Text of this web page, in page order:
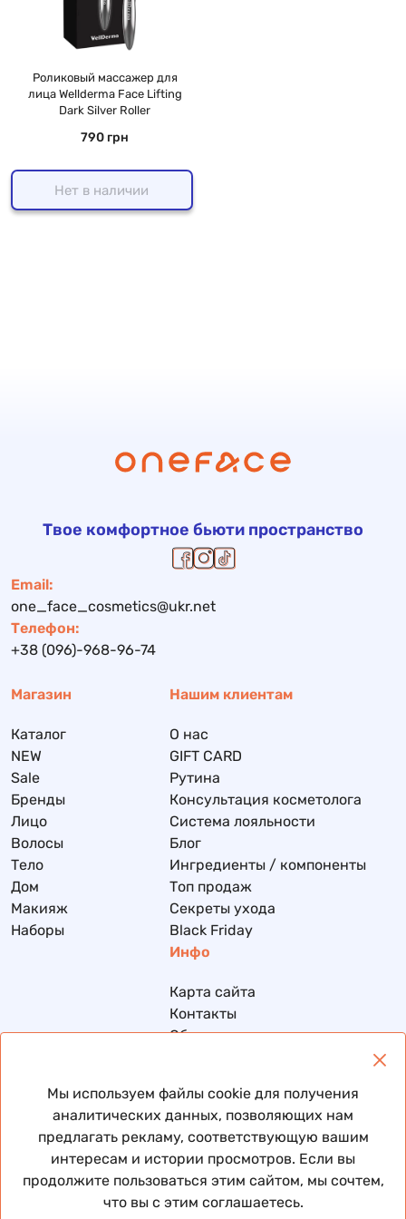
Роликовый массажер для
лица Wellderma Face Lifting
Dark Silver Roller
790 грн
Нет в наличии
Твое комфортное бьюти пространство
Email:
one_face_cosmetics@ukr.net
Телефон:
+38 (096)-968-96-74
Магазин
Каталог
NEW
Sale
Бренды
Лицо
Волосы
Тело
Дом
Макияж
Наборы
Нашим клиентам
О нас
GIFT CARD
Рутина
Консультация косметолога
Система лояльности
Блог
Ингредиенты / компоненты
Топ продаж
Секреты ухода
Black Friday
Инфо
Карта сайта
Контакты
Обмен и возврат
Договор публичной оферты
© 2026 Все права защищены
Мы используем файлы cookie для получения
аналитических данных, позволяющих нам
предлагать рекламу, соответствующую вашим
интересам и истории просмотров. Если вы
продолжите пользоваться этим сайтом, мы сочтем,
что вы с этим соглашаетесь.